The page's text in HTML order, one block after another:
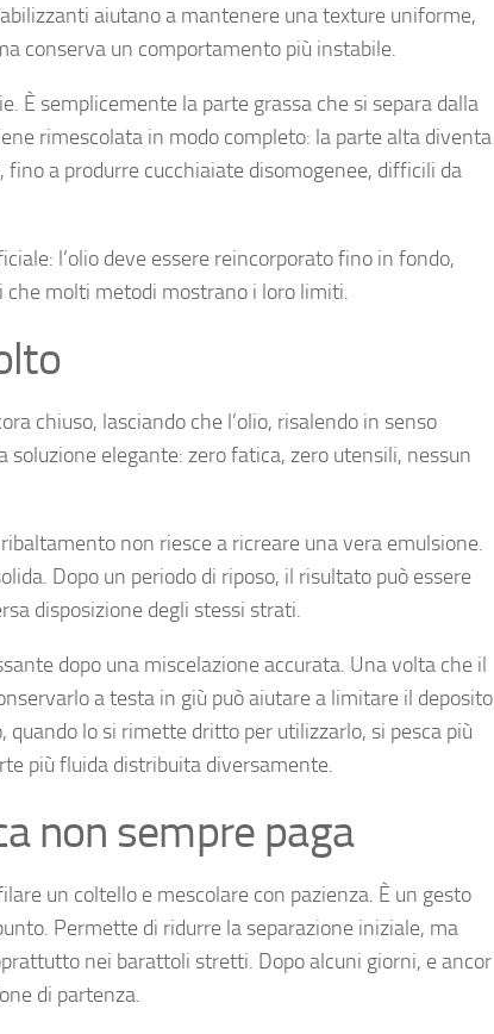
aiutano a mantenere una texture uniforme,
conserva un comportamento più instabile.
È semplicemente la parte grassa che si separa dalla
rimescolata in modo completo: la parte alta diventa
a produrre cucchiaiate disomogenee, difficili da
l’olio deve essere reincorporato fino in fondo,
che molti metodi mostrano i loro limiti.
chiuso, lasciando che l’olio, risalendo in senso
elegante: zero fatica, zero utensili, nessun
non riesce a ricreare una vera emulsione.
Dopo un periodo di riposo, il risultato può essere
disposizione degli stessi strati.
dopo una miscelazione accurata. Una volta che il
a testa in giù può aiutare a limitare il deposito
lo si rimette dritto per utilizzarlo, si pesca più
più fluida distribuita diversamente.
non sempre paga
un coltello e mescolare con pazienza. È un gesto
Permette di ridurre la separazione iniziale, ma
nei barattoli stretti. Dopo alcuni giorni, e ancor
di partenza.